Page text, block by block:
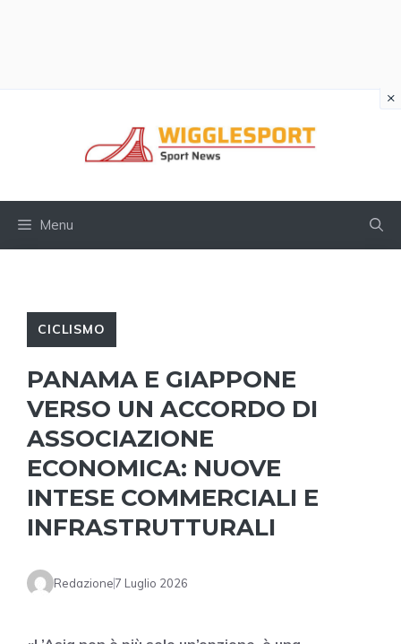
Menu
CICLISMO
PANAMA E GIAPPONE
VERSO UN ACCORDO DI
ASSOCIAZIONE
ECONOMICA: NUOVE
INTESE COMMERCIALI E
INFRASTRUTTURALI
Redazione7 Luglio 2026
×